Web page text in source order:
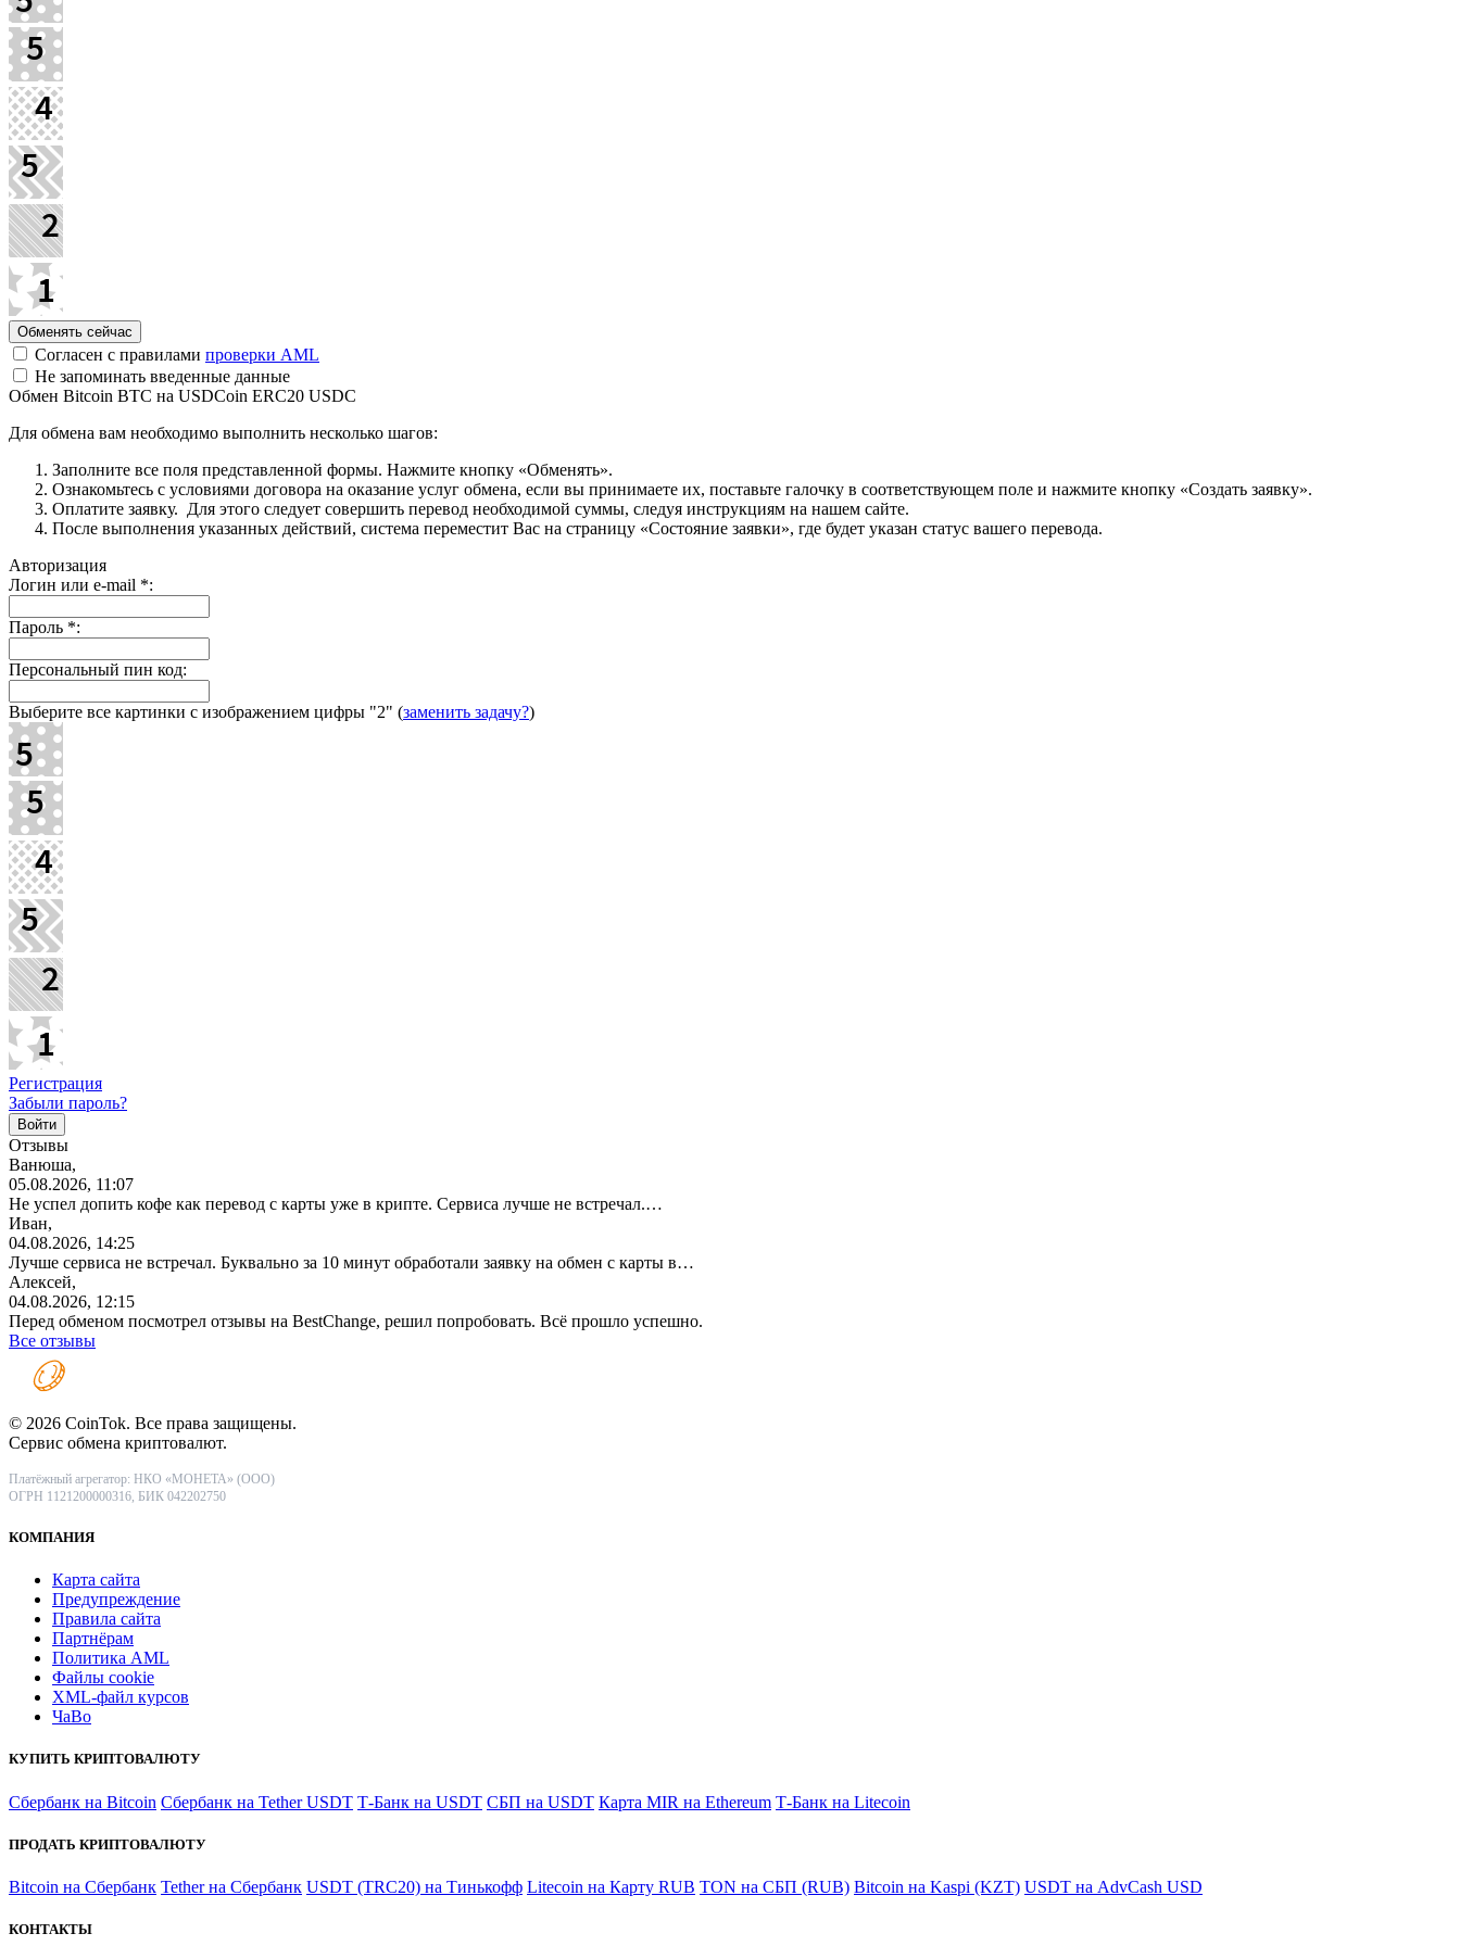
Согласен с правилами проверки AML
Не запоминать введенные данные
Обмен Bitcoin BTC на USDCoin ERC20 USDC
Для обмена вам необходимо выполнить несколько шагов:
Заполните все поля представленной формы. Нажмите кнопку «Обменять».
Ознакомьтесь с условиями договора на оказание услуг обмена, если вы принимаете их, поставьте галочку в соответствующем поле и нажмите кнопку «Создать заявку».
Оплатите заявку. Для этого следует совершить перевод необходимой суммы, следуя инструкциям на нашем сайте.
После выполнения указанных действий, система переместит Вас на страницу «Состояние заявки», где будет указан статус вашего перевода.
Авторизация
Логин или e-mail *:
Пароль *:
Персональный пин код:
Выберите все картинки с изображением цифры "2" (заменить задачу?)
Регистрация
Забыли пароль?
Отзывы
Ванюша,
05.08.2026, 11:07
Не успел допить кофе как перевод с карты уже в крипте. Сервиса лучше не встречал.…
Иван,
04.08.2026, 14:25
Лучше сервиса не встречал. Буквально за 10 минут обработали заявку на обмен с карты в…
Алексей,
04.08.2026, 12:15
Перед обменом посмотрел отзывы на BestChange, решил попробовать. Всё прошло успешно.
Все отзывы
© 2026 CoinTok. Все права защищены.
Сервис обмена криптовалют.
Платёжный агрегатор: НКО «МОНЕТА» (ООО)
ОГРН 1121200000316, БИК 042202750
КОМПАНИЯ
Карта сайта
Предупреждение
Правила сайта
Партнёрам
Политика AML
Файлы coоkie
XML-файл курсов
ЧаВо
КУПИТЬ КРИПТОВАЛЮТУ
Сбербанк на Bitcoin Сбербанк на Tether USDT Т-Банк на USDT СБП на USDT Карта MIR на Ethereum Т-Банк на Litecoin
ПРОДАТЬ КРИПТОВАЛЮТУ
Bitcoin на Сбербанк Tether на Сбербанк USDT (TRC20) на Тинькофф Litecoin на Карту RUB TON на СБП (RUB) Bitcoin на Kaspi (KZT) USDT на AdvCash USD
КОНТАКТЫ